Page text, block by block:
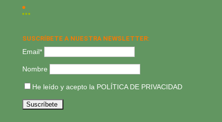
SUSCRÍBETE A NUESTRA NEWSLETTER:
Email*
Nombre
He leído y acepto la POLÍTICA DE PRIVACIDAD